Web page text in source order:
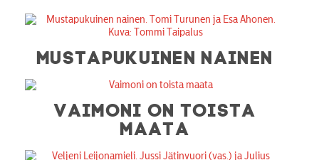
MUSTAPUKUINEN NAINEN
VAIMONI ON TOISTA
MAATA